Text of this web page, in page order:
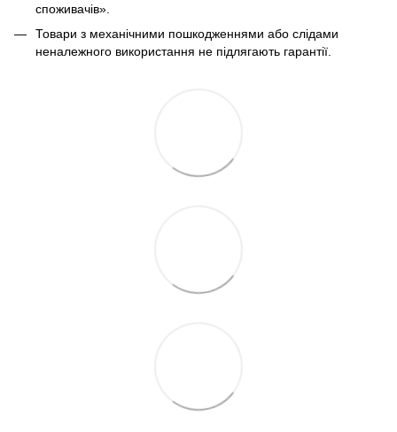
споживачів».
Товари з механічними пошкодженнями або слідами
неналежного використання не підлягають гарантії.